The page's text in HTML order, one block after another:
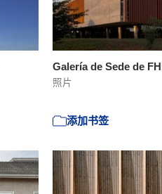
Galería de Sede de
照片
添加书签